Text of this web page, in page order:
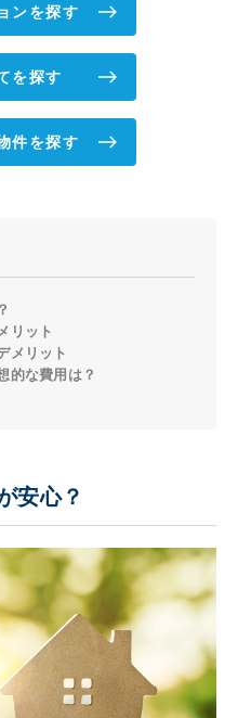
ンを探す
を探す
件を探す
リット
メリット
的な費用は？
安心？